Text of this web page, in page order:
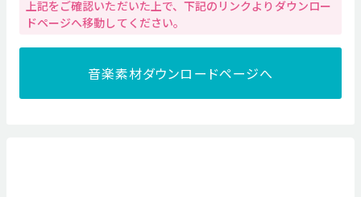
上記をご確認いただいた上で、下記のリンクよりダウンロー
ドページへ移動してください。
音楽素材ダウンロードページへ